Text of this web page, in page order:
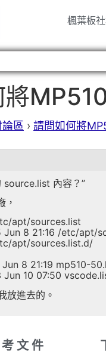
楓葉板
將
區 › 請問如何將
source.list 內容？”
，
apt/sources.list
8 21:16 /etc/apt/
apt/sources.list.d/
8 21:19 mp510-
10 07:50
放進去的。
文 件